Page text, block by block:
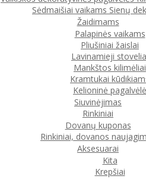
Sėdmaišiai vaikams Sienų
Žaidimams
Palapinės vaikams
Pliušiniai žaislai
Lavinamieji
Mankštos kilimėliai
Kramtukai
Kelioninė pagalvėlė
Siuvinėjimas
Rinkiniai
Dovanų kuponas
Rinkiniai, dovanos
Aksesuarai
Kita
Krepšiai